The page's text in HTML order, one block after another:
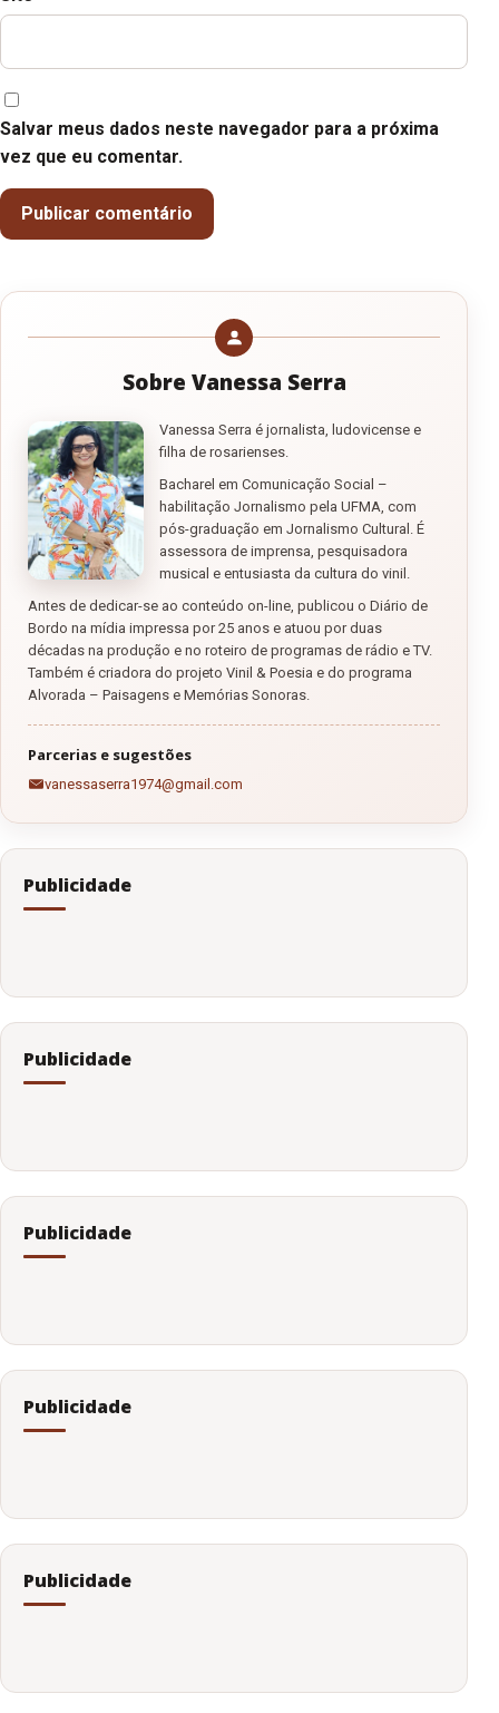
Salvar meus dados neste navegador para a próxima
vez que eu comentar.
Sobre Vanessa Serra
Vanessa Serra é jornalista, ludovicense e
filha de rosarienses.
Bacharel em Comunicação Social –
habilitação Jornalismo pela UFMA, com
pós-graduação em Jornalismo Cultural. É
assessora de imprensa, pesquisadora
musical e entusiasta da cultura do vinil.
Antes de dedicar-se ao conteúdo on-line, publicou o Diário de
Bordo na mídia impressa por 25 anos e atuou por duas
décadas na produção e no roteiro de programas de rádio e TV.
Também é criadora do projeto Vinil & Poesia e do programa
Alvorada – Paisagens e Memórias Sonoras.
Parcerias e sugestões
vanessaserra1974@gmail.com
Publicidade
Publicidade
Publicidade
Publicidade
Publicidade